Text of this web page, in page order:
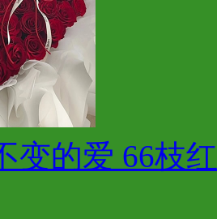
变的爱 66枝